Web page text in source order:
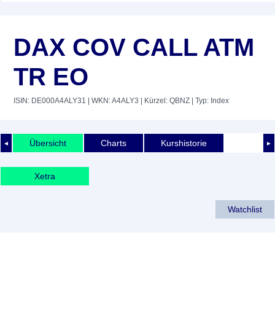
DAX COV CALL ATM
TR EO
ISIN: DE000A4ALY31 | WKN: A4ALY3 | Kürzel: QBNZ | Typ: Index
◄ ►
Übersicht Charts Kurshistorie
Xetra
Watchlist